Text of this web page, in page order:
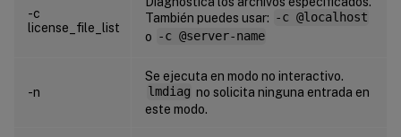
-c
license_file_list
También puedes usar: -c @localhost
o -c @server-name
-n
Se ejecuta en modo no interactivo.
lmdiag no solicita ninguna entrada en
este modo.